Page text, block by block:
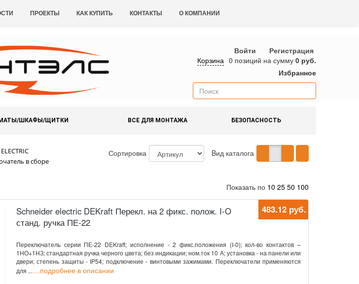
ПРОЕКТЫ КАК КУПИТЬ КОНТАКТЫ О КОМПАНИИ
Войти
Регистрация
Корзина 0 позиций на сумму 0 руб.
Избранное
ШКАФЫ/ЩИТКИ ВСЕ ДЛЯ МОНТАЖА БЕЗОПАСНОСТЬ
в сборе
Bид каталога
Сортировка
Показать по 10 25 50 100
483.12 руб.
Schneider electric DEKraft Перекл. на 2 фикс. полож. I-O
станд. ручка ПЕ-22
Переключатель серии ПЕ-22 DEKraft; исполнение - 2 фикс.положения (I-0); кол-во контактов –
1НО+1НЗ; стандартная ручка черного цвета; без индикации; ном.ток 10 А; установка - на панели или
двери; степень защиты - IP54; подключение - винтовыми зажимами. Переключатели применяются
для ... ...подробнее в описании